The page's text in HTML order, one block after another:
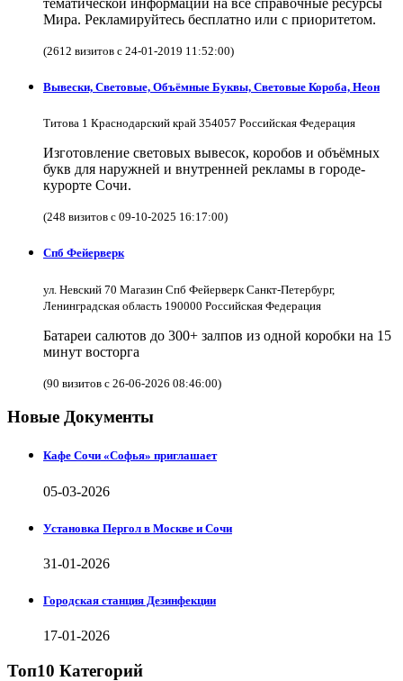
Мира. Рекламируйтесь бесплатно или с приоритетом.
(2612 визитов с 24-01-2019 11:52:00)
Вывески, Световые, Объёмные Буквы, Световые Короба, Неон
Титова 1 Краснодарский край 354057 Российская Федерация
Изготовление световых вывесок, коробов и объёмных
букв для наружней и внутренней рекламы в городе-
курорте Сочи.
(248 визитов с 09-10-2025 16:17:00)
Спб Фейерверк
ул. Невский 70 Магазин Спб Фейерверк Санкт-Петербург,
Ленинградская область 190000 Российская Федерация
Батареи салютов до 300+ залпов из одной коробки на 15
минут восторга
(90 визитов с 26-06-2026 08:46:00)
Новые Документы
Кафе Сочи «Софья» приглашает
05-03-2026
Установка Пергол в Москве и Сочи
31-01-2026
Городская станция Дезинфекции
17-01-2026
Топ10 Категорий